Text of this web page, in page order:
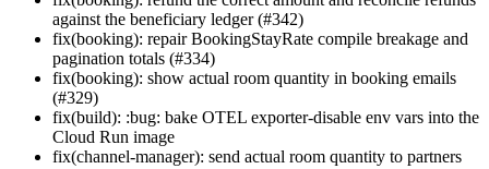
against the beneficiary ledger (#342)
fix(booking): repair BookingStayRate compile breakage and
pagination totals (#334)
fix(booking): show actual room quantity in booking emails
(#329)
fix(build): :bug: bake OTEL exporter-disable env vars into the
Cloud Run image
fix(channel-manager): send actual room quantity to partners